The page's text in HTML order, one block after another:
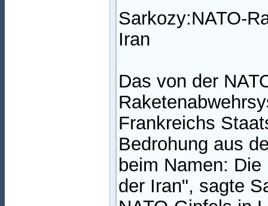
Sarkozy:NATO-
Iran
Das von der
Frankreichs
Bedrohung aus
beim Namen:
der Iran", sagte